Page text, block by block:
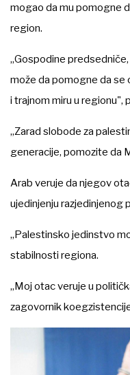
mogao da mu pomogne
region.
„Gospodine
može da pomogne da se
i trajnom miru u regionu",
„Zarad slobode za
generacije, pomozite da
Arab veruje da njegov
ujedinjenju razjedinjenog
„Palestinsko jedinstvo
stabilnosti regiona.
„Moj otac veruje u
zagovornik